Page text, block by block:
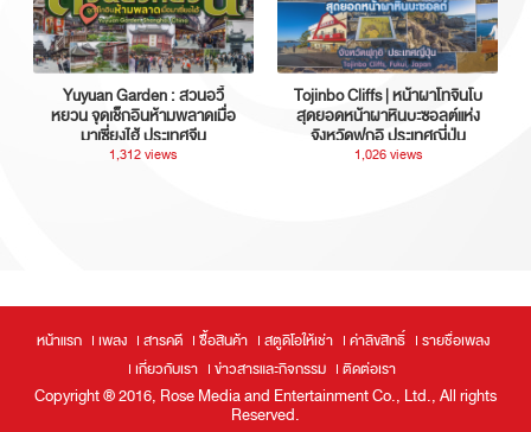
Yuyuan Garden : สวนอวี้
หยวน จุดเช็กอินห้ามพลาดเมื่อ
มาเซี่ยงไฮ้ ประเทศจีน
1,312 views
Tojinbo Cliffs | หน้าผาโทจินโบ
สุดยอดหน้าผาหินบะซอลต์แห่ง
จังหวัดฟุกุอิ ประเทศญี่ปุ่น
1,026 views
หน้าแรก เพลง สารคดี ซื้อสินค้า สตูดิโอให้เช่า ค่าลิขสิทธิ์
รายชื่อเพลง
เกี่ยวกับเรา
ข่าวสารและกิจกรรม ติดต่อเรา
Copyright ® 2016, Rose Media and Entertainment Co., Ltd., All rights
Reserved.